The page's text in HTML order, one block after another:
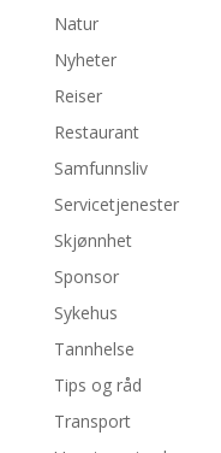
Natur
Nyheter
Reiser
Restaurant
Samfunnsliv
Servicetjenester
Skjønnhet
Sponsor
Sykehus
Tannhelse
Tips og råd
Transport